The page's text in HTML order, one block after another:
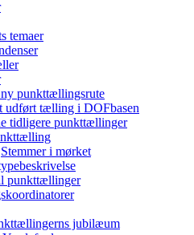
temaer
punkttællingsrute
udført tælling i DOFbasen
tidligere punkttællinger
Stemmer i mørket
punkttællinger
jubilæum